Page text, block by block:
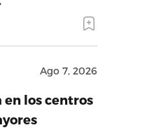
Ago 7, 2026
en los centros